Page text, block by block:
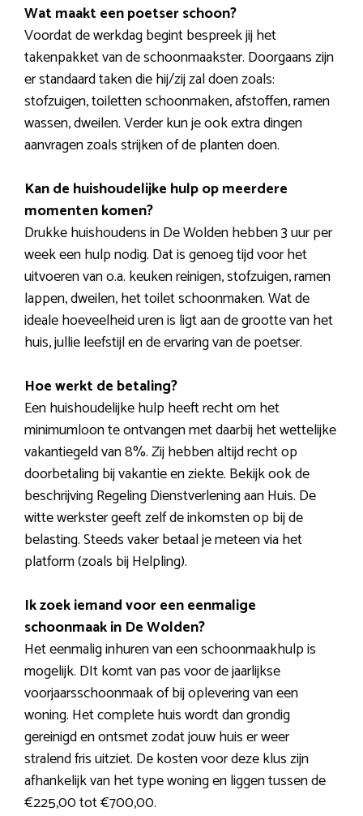
Wat maakt een poetser schoon?
Voordat de werkdag begint bespreek jij het
takenpakket van de schoonmaakster. Doorgaans zijn
er standaard taken die hij/zij zal doen zoals:
stofzuigen, toiletten schoonmaken, afstoffen, ramen
wassen, dweilen. Verder kun je ook extra dingen
aanvragen zoals strijken of de planten doen.
Kan de huishoudelijke hulp op meerdere
momenten komen?
Drukke huishoudens in De Wolden hebben 3 uur per
week een hulp nodig. Dat is genoeg tijd voor het
uitvoeren van o.a. keuken reinigen, stofzuigen, ramen
lappen, dweilen, het toilet schoonmaken. Wat de
ideale hoeveelheid uren is ligt aan de grootte van het
huis, jullie leefstijl en de ervaring van de poetser.
Hoe werkt de betaling?
Een huishoudelijke hulp heeft recht om het
minimumloon te ontvangen met daarbij het wettelijke
vakantiegeld van 8%. Zij hebben altijd recht op
doorbetaling bij vakantie en ziekte. Bekijk ook de
beschrijving Regeling Dienstverlening aan Huis. De
witte werkster geeft zelf de inkomsten op bij de
belasting. Steeds vaker betaal je meteen via het
platform (zoals bij Helpling).
Ik zoek iemand voor een eenmalige
schoonmaak in De Wolden?
Het eenmalig inhuren van een schoonmaakhulp is
mogelijk. DIt komt van pas voor de jaarlijkse
voorjaarsschoonmaak of bij oplevering van een
woning. Het complete huis wordt dan grondig
gereinigd en ontsmet zodat jouw huis er weer
stralend fris uitziet. De kosten voor deze klus zijn
afhankelijk van het type woning en liggen tussen de
€225,00 tot €700,00.